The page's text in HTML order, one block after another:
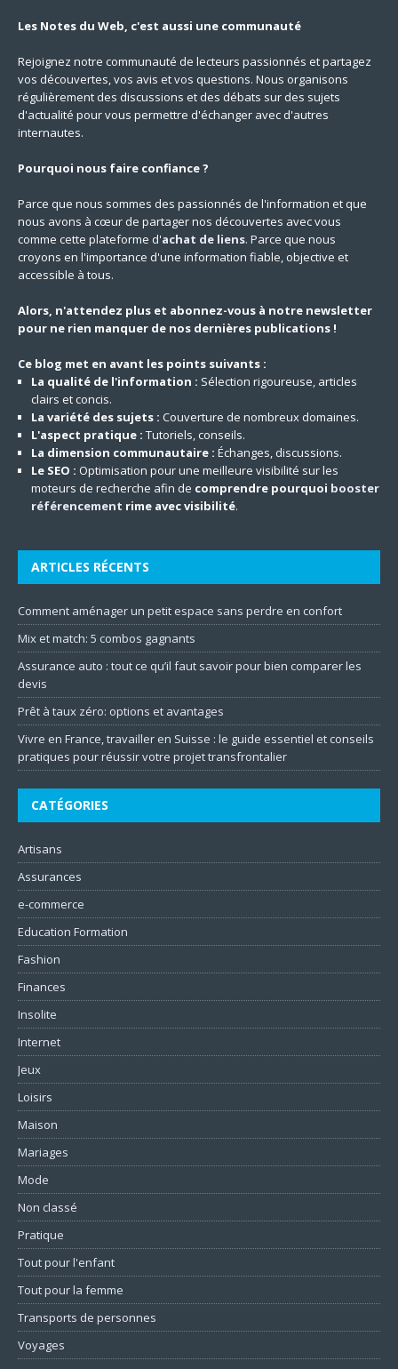
Les Notes du Web, c'est aussi une communauté
Rejoignez notre communauté de lecteurs passionnés et partagez
vos découvertes, vos avis et vos questions. Nous organisons
régulièrement des discussions et des débats sur des sujets
d'actualité pour vous permettre d'échanger avec d'autres
internautes.
Pourquoi nous faire confiance ?
Parce que nous sommes des passionnés de l'information et que
nous avons à cœur de partager nos découvertes avec vous
comme cette plateforme d'achat de liens. Parce que nous
croyons en l'importance d'une information fiable, objective et
accessible à tous.
Alors, n'attendez plus et abonnez-vous à notre newsletter
pour ne rien manquer de nos dernières publications !
Ce blog met en avant les points suivants :
La qualité de l'information : Sélection rigoureuse, articles
clairs et concis.
La variété des sujets : Couverture de nombreux domaines.
L'aspect pratique : Tutoriels, conseils.
La dimension communautaire : Échanges, discussions.
Le SEO : Optimisation pour une meilleure visibilité sur les
moteurs de recherche afin de comprendre pourquoi booster
référencement rime avec visibilité.
ARTICLES RÉCENTS
Comment aménager un petit espace sans perdre en confort
Mix et match: 5 combos gagnants
Assurance auto : tout ce qu’il faut savoir pour bien comparer les
devis
Prêt à taux zéro: options et avantages
Vivre en France, travailler en Suisse : le guide essentiel et conseils
pratiques pour réussir votre projet transfrontalier
CATÉGORIES
Artisans
Assurances
e-commerce
Education Formation
Fashion
Finances
Insolite
Internet
Jeux
Loisirs
Maison
Mariages
Mode
Non classé
Pratique
Tout pour l'enfant
Tout pour la femme
Transports de personnes
Voyages